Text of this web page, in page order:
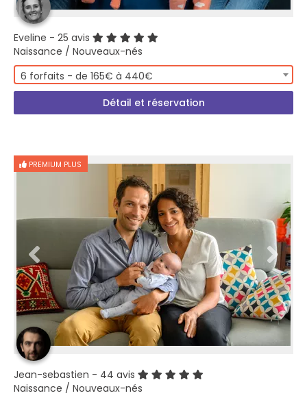
Eveline - 25 avis
Naissance / Nouveaux-nés
6 forfaits - de 165€ à 440€
Détail et réservation
PREMIUM PLUS
Jean-sebastien - 44 avis
Naissance / Nouveaux-nés